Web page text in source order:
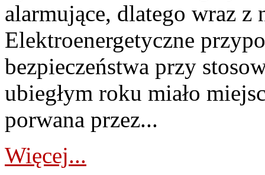
alarmujące, dlatego wraz
Elektroenergetyczne
bezpieczeństwa przy
ubiegłym roku miało
porwana przez...
Więcej...